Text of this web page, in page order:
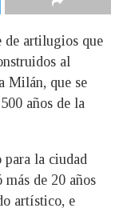
de artilugios que
al
Milán, que se
años de la
para la ciudad
de 20 años
artístico, e